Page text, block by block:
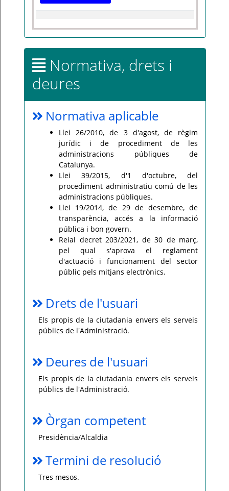
Normativa, drets i
deures
Normativa aplicable
Llei 26/2010, de 3 d'agost, de règim
jurídic i de procediment de les
administracions públiques de
Catalunya.
Llei 39/2015, d'1 d'octubre, del
procediment administratiu comú de les
administracions públiques.
Llei 19/2014, de 29 de desembre, de
transparència, accés a la informació
pública i bon govern.
Reial decret 203/2021, de 30 de març,
pel qual s'aprova el reglament
d'actuació i funcionament del sector
públic pels mitjans electrònics.
Drets de l'usuari
Els propis de la ciutadania envers els serveis
públics de l'Administració.
Deures de l'usuari
Els propis de la ciutadania envers els serveis
públics de l'Administració.
Òrgan competent
Presidència/Alcaldia
Termini de resolució
Tres mesos.